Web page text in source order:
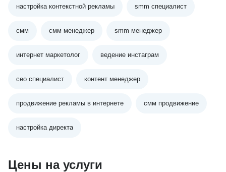
настройка контекстной рекламы smm специалист
смм смм менеджер smm менеджер
интернет маркетолог ведение инстаграм
сео специалист контент менеджер
продвижение рекламы в интернете смм продвижение
настройка директа
Цены на услуги